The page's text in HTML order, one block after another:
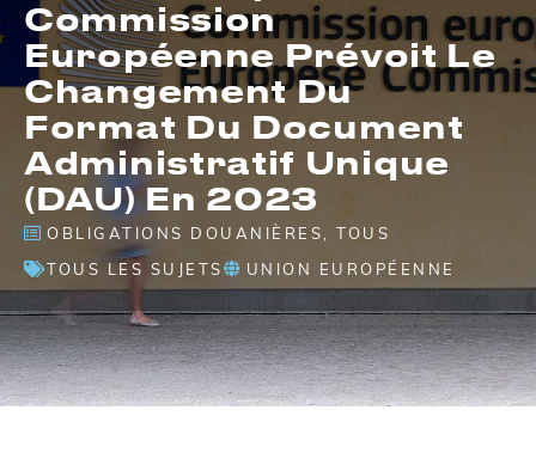
Commission
Européenne Prévoit Le
Changement Du
Format Du Document
Administratif Unique
(DAU) En 2023
OBLIGATIONS DOUANIÈRES
TOUS
TOUS LES SUJETS
UNION EUROPÉENNE